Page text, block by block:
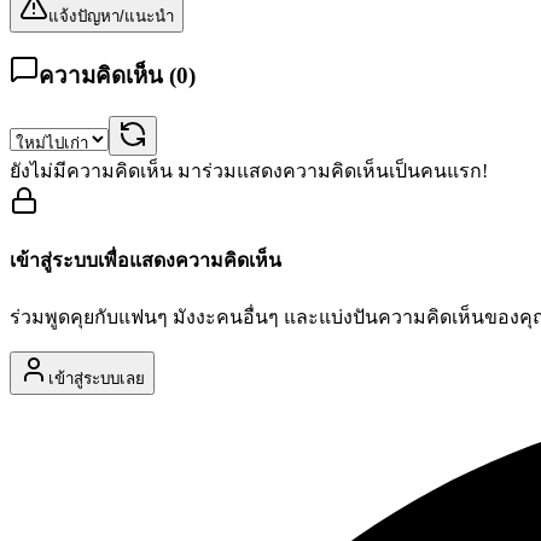
แจ้งปัญหา/แนะนำ
ความคิดเห็น (0)
ยังไม่มีความคิดเห็น มาร่วมแสดงความคิดเห็นเป็นคนแรก!
เข้าสู่ระบบเพื่อแสดงความคิดเห็น
ร่วมพูดคุยกับแฟนๆ มังงะคนอื่นๆ และแบ่งปันความคิดเห็นของ
เข้าสู่ระบบเลย